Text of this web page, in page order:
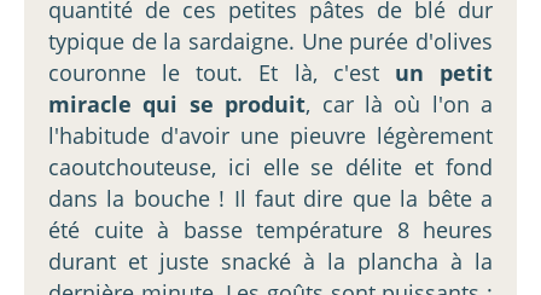
quantité de ces petites pâtes de blé dur
typique de la sardaigne. Une purée d'olives
couronne le tout. Et là, c'est un petit
miracle qui se produit, car là où l'on a
l'habitude d'avoir une pieuvre légèrement
caoutchouteuse, ici elle se délite et fond
dans la bouche ! Il faut dire que la bête a
été cuite à basse température 8 heures
durant et juste snacké à la plancha à la